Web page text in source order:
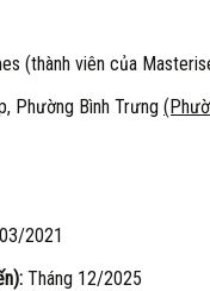
(thành viên của
Phường Bình Trưng
2021
Tháng 12/2025